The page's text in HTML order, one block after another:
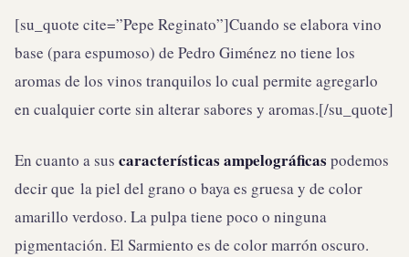
[su_quote cite=”Pepe Reginato”]Cuando se elabora vino
base (para espumoso) de Pedro Giménez no tiene los
aromas de los vinos tranquilos lo cual permite agregarlo
en cualquier corte sin alterar sabores y aromas.[/su_quote]
En cuanto a sus características ampelográficas podemos
decir que la piel del grano o baya es gruesa y de color
amarillo verdoso. La pulpa tiene poco o ninguna
pigmentación. El Sarmiento es de color marrón oscuro.